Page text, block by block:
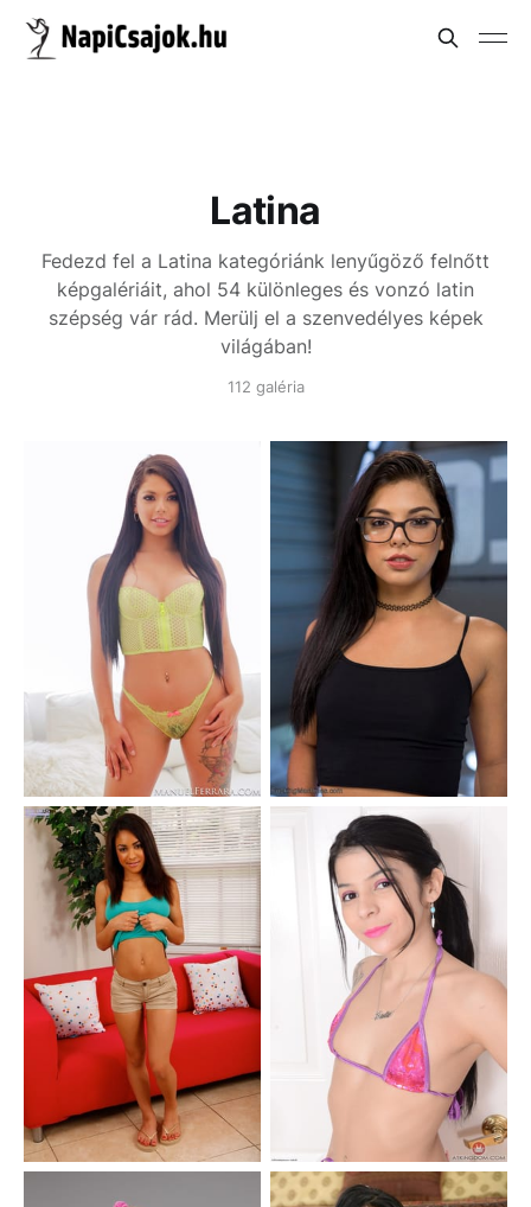
Latina
Fedezd fel a Latina kategóriánk lenyűgöző felnőtt
képgalériáit, ahol 54 különleges és vonzó latin
szépség vár rád. Merülj el a szenvedélyes képek
világában!
112 galéria